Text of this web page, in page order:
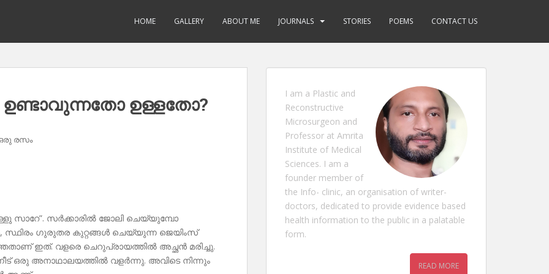
HOME GALLERY ABOUT ME JOURNALS STORIES POEMS CONTACT US
ഉള്ളതോ?
രസം
സാറേ”. സർക്കാരിൽ ജോലി ചെയ്യുമ്പോ
സ്ഥിരം ഗുരുതര കുറ്റങ്ങൾ ചെയ്യുന്ന ജെയിംസ്
ഇത്. വളരെ ചെറുപ്രായത്തിൽ അച്ഛൻ മരിച്ചു.
ഒരു അനാഥാലയത്തിൽ വളർന്നു. അവിടെ നിന്നും
I am a Plastic and
Reconstructive
Microsurgeon and
Professor at Amrita
Institute of Medical
Sciences. I am a
founder member of
the Info- clinic, an organisation of writer-
doctors, dedicated to provide evidence based
health information to the public in a palatable
form.
READ MORE